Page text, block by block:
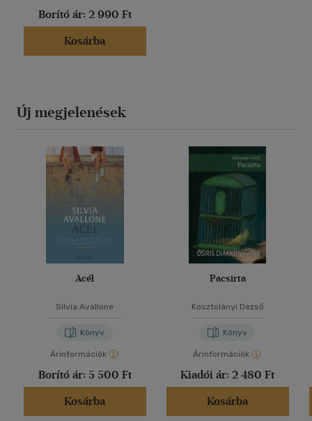
Borító ár: 2 990 Ft
Kosárba
Új megjelenések
Acél
Silvia Avallone
Könyv
Árinformációk
Borító ár: 5 500 Ft
Kosárba
Pacsirta
Kosztolányi Dezső
Könyv
Árinformációk
Kiadói ár: 2 480 Ft
Kosárba